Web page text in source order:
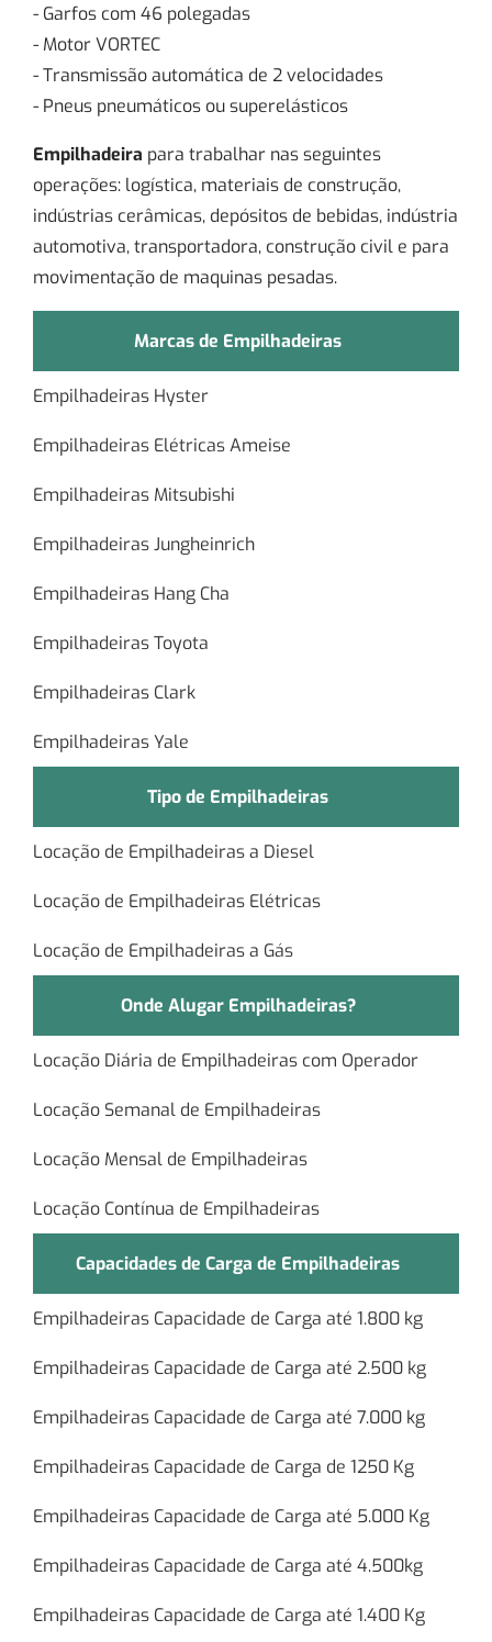
- Garfos com 46 polegadas
- Motor VORTEC
- Transmissão automática de 2 velocidades
- Pneus pneumáticos ou superelásticos
Empilhadeira para trabalhar nas seguintes
operações: logística, materiais de construção,
indústrias cerâmicas, depósitos de bebidas, indústria
automotiva, transportadora, construção civil e para
movimentação de maquinas pesadas.
Marcas de Empilhadeiras
Empilhadeiras Hyster
Empilhadeiras Elétricas Ameise
Empilhadeiras Mitsubishi
Empilhadeiras Jungheinrich
Empilhadeiras Hang Cha
Empilhadeiras Toyota
Empilhadeiras Clark
Empilhadeiras Yale
Tipo de Empilhadeiras
Locação de Empilhadeiras a Diesel
Locação de Empilhadeiras Elétricas
Locação de Empilhadeiras a Gás
Onde Alugar Empilhadeiras?
Locação Diária de Empilhadeiras com Operador
Locação Semanal de Empilhadeiras
Locação Mensal de Empilhadeiras
Locação Contínua de Empilhadeiras
Capacidades de Carga de Empilhadeiras
Empilhadeiras Capacidade de Carga até 1.800 kg
Empilhadeiras Capacidade de Carga até 2.500 kg
Empilhadeiras Capacidade de Carga até 7.000 kg
Empilhadeiras Capacidade de Carga de 1250 Kg
Empilhadeiras Capacidade de Carga até 5.000 Kg
Empilhadeiras Capacidade de Carga até 4.500kg
Empilhadeiras Capacidade de Carga até 1.400 Kg